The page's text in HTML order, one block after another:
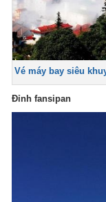
Vé máy bay siêu
Đỉnh fansipan